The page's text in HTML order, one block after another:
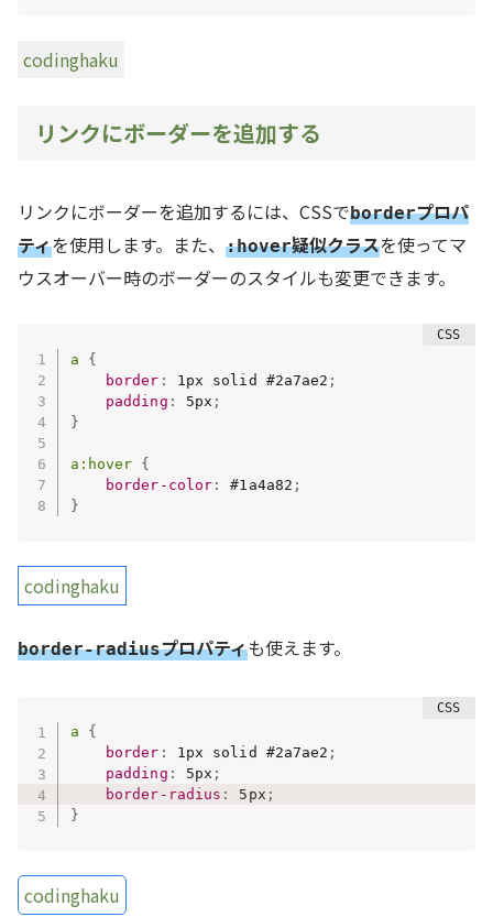
codinghaku
リンクにボーダーを追加する
リンクにボーダーを追加するには、CSSでborderプロパ
ティを使用します。また、 :hover疑似クラスを使ってマ
ウスオーバー時のボーダーのスタイルも変更できます。
a
{
border : 1px solid #2a7ae2 ;
padding : 5px ;
}
a:hover {
border-color : #1a4a82 ;
}
codinghaku
border-radiusプロパティも使えます。
a
{
border : 1px solid #2a7ae2 ;
padding : 5px ;
border-radius : 5px ;
}
codinghaku